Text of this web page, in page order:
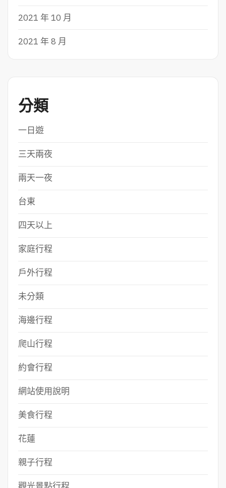
2021 年 10 月
2021 年 8 月
分類
一日遊
三天兩夜
兩天一夜
台東
四天以上
家庭行程
戶外行程
未分類
海邊行程
爬山行程
約會行程
網站使用說明
美食行程
花蓮
親子行程